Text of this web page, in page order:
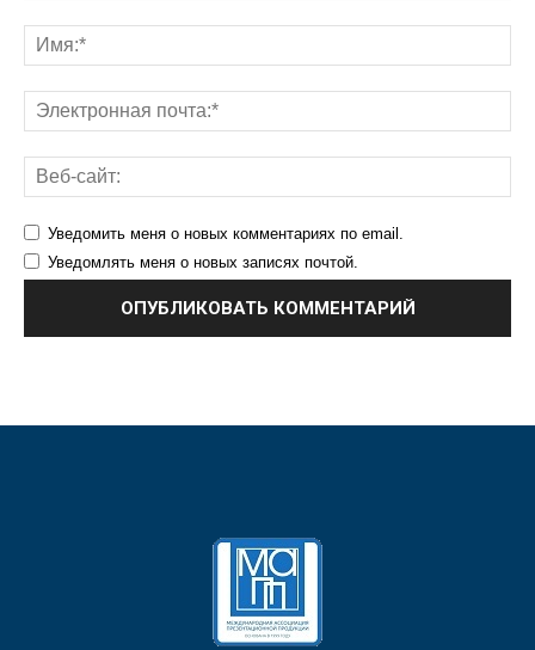
Уведомить меня о новых комментариях по email.
Уведомлять меня о новых записях почтой.